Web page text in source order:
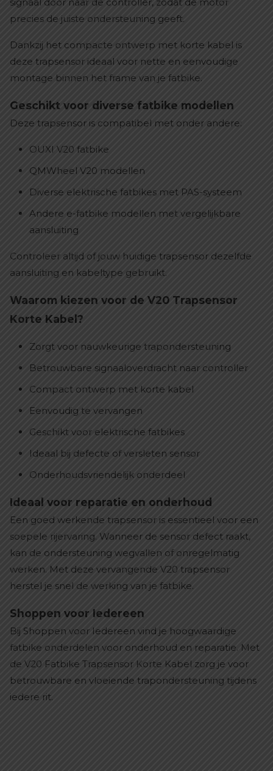
signaal door naar de controller, zodat de motor
precies de juiste ondersteuning geeft.
Dankzij het compacte ontwerp met korte kabel is
deze trapsensor ideaal voor nette en eenvoudige
montage binnen het frame van je fatbike.
Geschikt voor diverse fatbike modellen
Deze trapsensor is compatibel met onder andere:
OUXI V20 fatbike
QMWheel V20 modellen
Diverse elektrische fatbikes met PAS-systeem
Andere e-fatbike modellen met vergelijkbare
aansluiting
Controleer altijd of jouw huidige trapsensor dezelfde
aansluiting en kabeltype gebruikt.
Waarom kiezen voor de V20 Trapsensor
Korte Kabel?
Zorgt voor nauwkeurige trapondersteuning
Betrouwbare signaaloverdracht naar controller
Compact ontwerp met korte kabel
Eenvoudig te vervangen
Geschikt voor elektrische fatbikes
Ideaal bij defecte of versleten sensor
Onderhoudsvriendelijk onderdeel
Ideaal voor reparatie en onderhoud
Een goed werkende trapsensor is essentieel voor een
soepele rijervaring. Wanneer de sensor defect raakt,
kan de ondersteuning wegvallen of onregelmatig
werken. Met deze vervangende V20 trapsensor
herstel je snel de werking van je fatbike.
Shoppen voor Iedereen
Bij Shoppen voor Iedereen vind je hoogwaardige
fatbike onderdelen voor onderhoud en reparatie. Met
de V20 Fatbike Trapsensor Korte Kabel zorg je voor
betrouwbare en vloeiende trapondersteuning tijdens
iedere rit.